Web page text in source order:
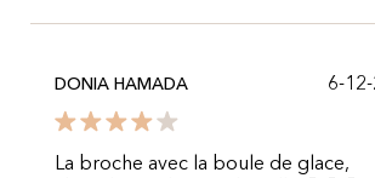
DONIA HAMADA 6-
La broche avec la boule de glace,